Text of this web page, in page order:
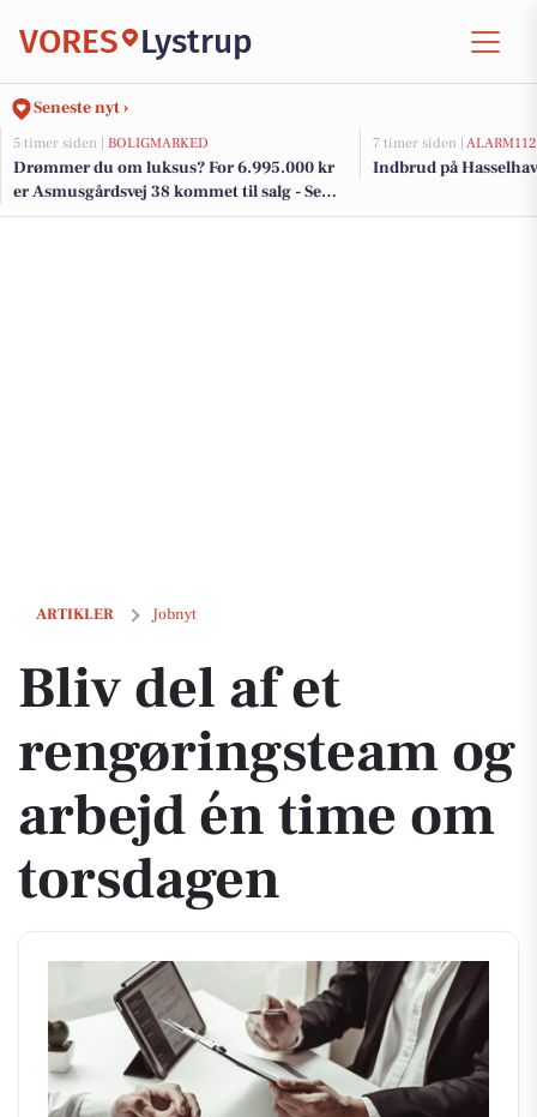
VORES Lystrup
Seneste nyt ›
5 timer siden | BOLIGMARKED
Drømmer du om luksus? For 6.995.000 kr
er Asmusgårdsvej 38 kommet til salg - Se
den og de dyreste boliger til salg her
7 timer siden | ALARM112
Indbrud på
ARTIKLER Jobnyt
Bliv del af et rengøringsteam og arbejd én time om torsdagen
Bliv del af et
rengøringsteam og
arbejd én time om
torsdagen